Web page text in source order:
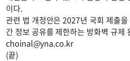
이다.
관련 법 개정안은 2027년 국회 제출
간 정보 공유를 제한하는 방화벽 규제
choinal@yna.co.kr
(끝)